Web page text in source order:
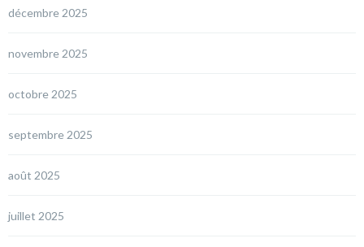
décembre 2025
novembre 2025
octobre 2025
septembre 2025
août 2025
juillet 2025